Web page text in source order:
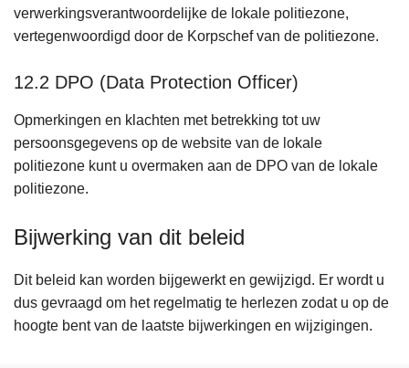
verwerkingsverantwoordelijke de lokale politiezone,
vertegenwoordigd door de Korpschef van de politiezone.
12.2 DPO (Data Protection Officer)
Opmerkingen en klachten met betrekking tot uw
persoonsgegevens op de website van de lokale
politiezone kunt u overmaken aan de DPO van de lokale
politiezone.
Bijwerking van dit beleid
Dit beleid kan worden bijgewerkt en gewijzigd. Er wordt u
dus gevraagd om het regelmatig te herlezen zodat u op de
hoogte bent van de laatste bijwerkingen en wijzigingen.